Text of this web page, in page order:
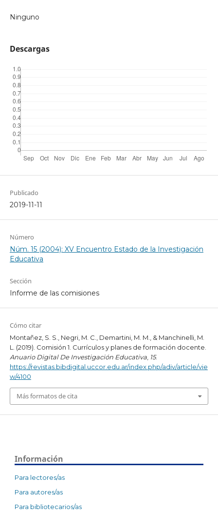
Ninguno
Descargas
Publicado
2019-11-11
Número
Núm. 15 (2004): XV Encuentro Estado de la Investigación
Educativa
Sección
Informe de las comisiones
Cómo citar
Montañez, S. S., Negri, M. C., Demartini, M. M., & Manchinelli, M.
L. (2019). Comisión 1. Currículos y planes de formación docente.
Anuario Digital De Investigación Educativa, 15.
https://revistas.bibdigital.uccor.edu.ar/index.php/adiv/article/vie
w/4100
Más formatos de cita
Información
Para lectores/as
Para autores/as
Para bibliotecarios/as